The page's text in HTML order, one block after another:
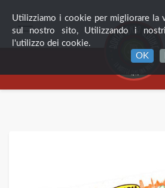
Utilizziamo i cookie per migliorare la
sul nostro sito, Utilizzando i
l'utilizzo dei cookie.
OK